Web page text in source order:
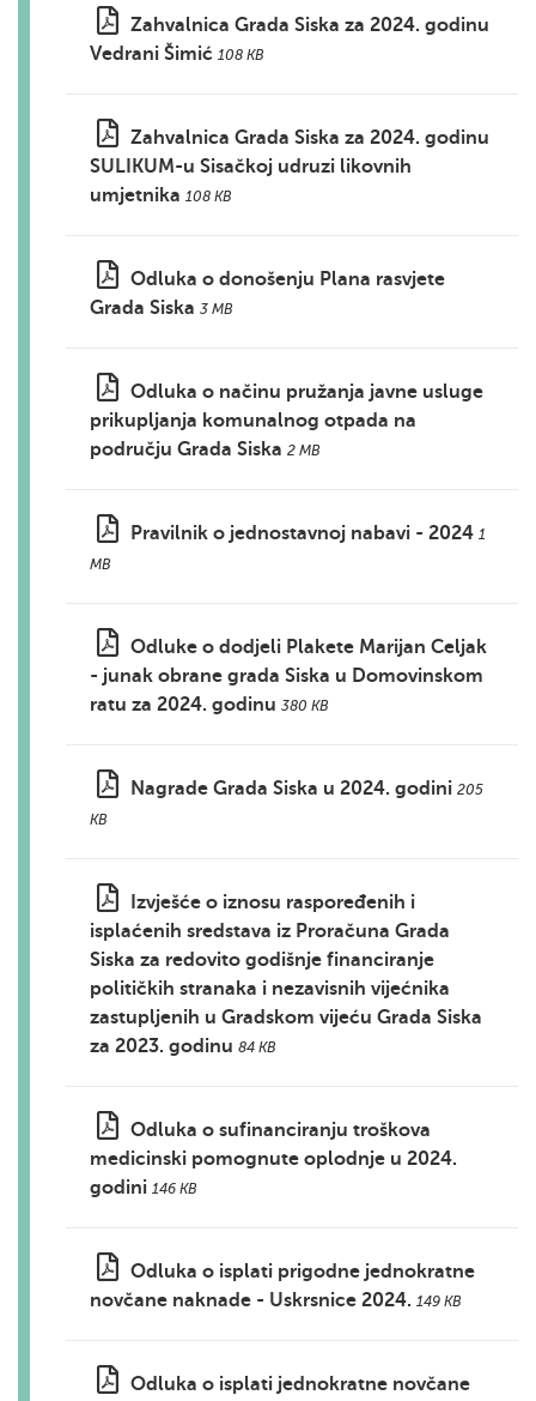
Zahvalnica Grada Siska za 2024. godinu
Vedrani Šimić 108 KB
Zahvalnica Grada Siska za 2024. godinu
SULIKUM-u Sisačkoj udruzi likovnih
umjetnika 108 KB
Odluka o donošenju Plana rasvjete
Grada Siska 3 MB
Odluka o načinu pružanja javne usluge
prikupljanja komunalnog otpada na
području Grada Siska 2 MB
Pravilnik o jednostavnoj nabavi - 2024 1
MB
Odluke o dodjeli Plakete Marijan Celjak
- junak obrane grada Siska u Domovinskom
ratu za 2024. godinu 380 KB
Nagrade Grada Siska u 2024. godini 205
KB
Izvješće o iznosu raspoređenih i
isplaćenih sredstava iz Proračuna Grada
Siska za redovito godišnje financiranje
političkih stranaka i nezavisnih vijećnika
zastupljenih u Gradskom vijeću Grada Siska
za 2023. godinu 84 KB
Odluka o sufinanciranju troškova
medicinski pomognute oplodnje u 2024.
godini 146 KB
Odluka o isplati prigodne jednokratne
novčane naknade - Uskrsnice 2024. 149 KB
Odluka o isplati jednokratne novčane